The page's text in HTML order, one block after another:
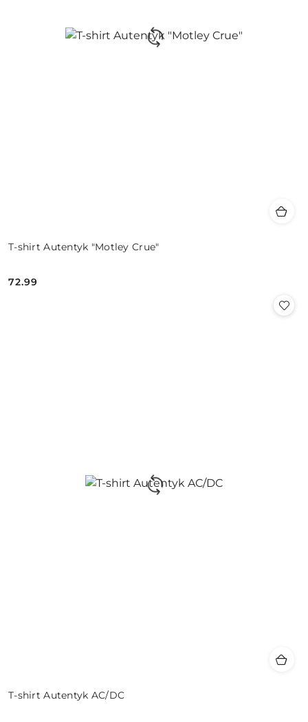
T-shirt Autentyk "Motley Crue"
Cena:
72.99
T-shirt Autentyk AC/DC